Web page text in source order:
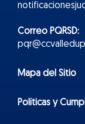
Correo PQRSD:
Mapa del Sitio
Políticas y